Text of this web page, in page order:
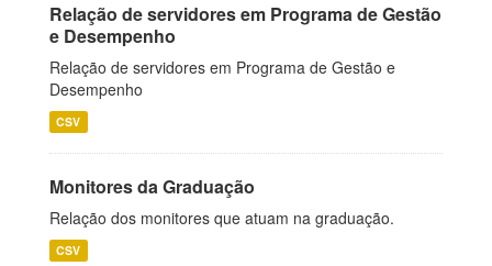
Relação de servidores em Programa de Gestão
e Desempenho
Relação de servidores em Programa de Gestão e
Desempenho
CSV
Monitores da Graduação
Relação dos monitores que atuam na graduação.
CSV